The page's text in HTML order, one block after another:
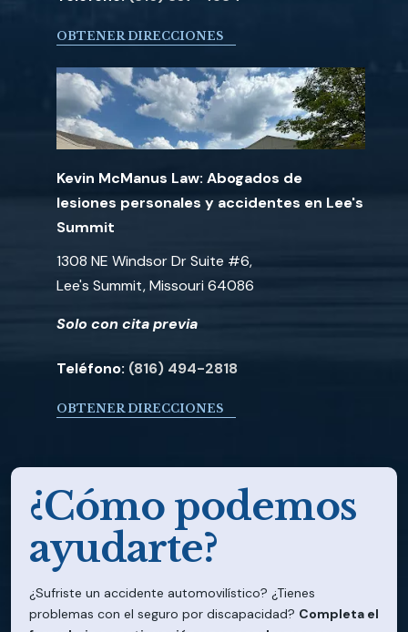
OBTENER DIRECCIONES
Kevin McManus Law: Abogados de
lesiones personales y accidentes en Lee's
Summit
1308 NE Windsor Dr Suite #6,
Lee's Summit, Missouri 64086
Solo con cita previa
Teléfono: (816) 494-2818
OBTENER DIRECCIONES
¿Cómo podemos
ayudarte?
¿Sufriste un accidente automovilístico? ¿Tienes
problemas con el seguro por discapacidad? Completa el